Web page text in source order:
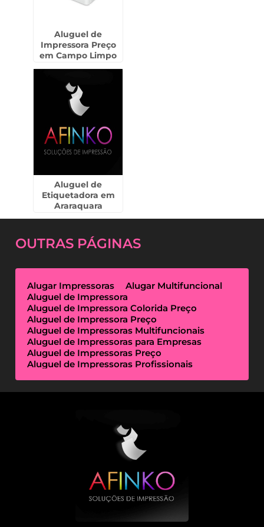
Aluguel de
Impressora Preço
em Campo Limpo
Aluguel de
Etiquetadora em
Araraquara
OUTRAS PÁGINAS
Alugar Impressoras
Alugar Multifuncional
Aluguel de Impressora
Aluguel de Impressora Colorida Preço
Aluguel de Impressora Preço
Aluguel de Impressoras Multifuncionais
Aluguel de Impressoras para Empresas
Aluguel de Impressoras Preço
Aluguel de Impressoras Profissionais
Empresas de Outsourcing de Impressão
Impressoras Multifuncionais Locação
Locação de Impressora
Locação de Impressoras Térmicas
Locação de Impressoras Valor
Outsourcing de Impressão Preço
Outsourcing de Impressoras